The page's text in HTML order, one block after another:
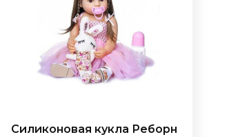
Силиконовая кукла Реборн